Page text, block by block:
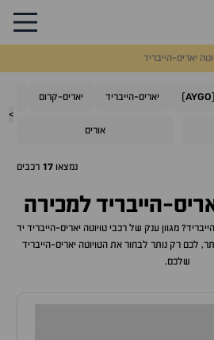
יאריס-הייבריד
>
AYGO
) יאריס-הייבריד יאריס-קרוס
אוריס
נמצאו 17 רכבים
הייבריד למכירה
? מגוון ענק של רכבי טויוטה יאריס-הייבריד יד
טויוטה יאריס-הייבריד
שלכם.